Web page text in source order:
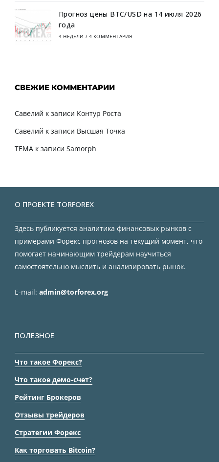
Прогноз цены BTC/USD на 14 июля 2026
года
4 НЕДЕЛИ / 4 КОММЕНТАРИЯ
СВЕЖИЕ КОММЕНТАРИИ
Савелий к записи Контур Роста
Савелий к записи Высшая Точка
TEMA к записи Samorph
О ПРОЕКТЕ TORFOREX
Здесь публикуется аналитика финансовых рынков с
примерами Форекс прогнозов на текущий момент, что
помогает начинающим трейдерам научиться
самостоятельно мыслить и анализировать рынок.
E-mail: admin@torforex.org
ПОЛЕЗНОЕ
Что такое Форекс?
Что такое демо-счет?
Рейтинг Брокеров
Отзывы трейдеров
Стратегии Форекс
Как торговать Bitcoin?